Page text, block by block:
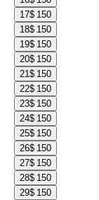
17$ 150
18$ 150
19$ 150
20$ 150
21$ 150
22$ 150
23$ 150
24$ 150
25$ 150
26$ 150
27$ 150
28$ 150
29$ 150